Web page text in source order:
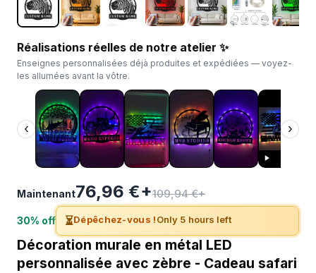
Réalisations réelles de notre atelier ✨
Enseignes personnalisées déjà produites et expédiées — voyez-
les allumées avant la vôtre.
‹ ›
Maintenant76,96 €+109,94 €+
30% off ⏳Dépêchez-vous !Only 5 hours left
Décoration murale en métal LED
personnalisée avec zèbre - Cadeau safari